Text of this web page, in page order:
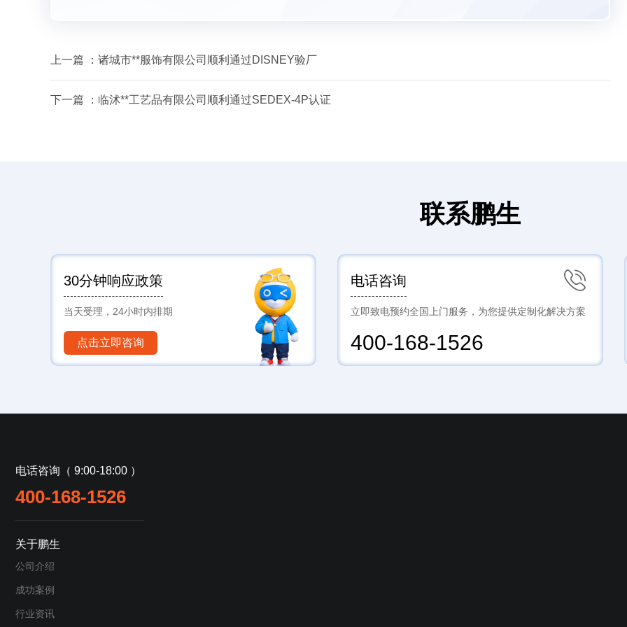
上一篇 ： 诸城市**服饰有限公司顺利通过DISNEY验厂
下一篇 ： 临沭**工艺品有限公司顺利通过SEDEX-4P认证
联系鹏生
30分钟响应政策
当天受理，24小时内排期
点击立即咨询
电话咨询
立即致电预约全国上门服务，为您提供定制化解决方案
400-168-1526
电话咨询（ 9:00-18:00 ）
400-168-1526
关于鹏生
公司介绍
成功案例
行业资讯